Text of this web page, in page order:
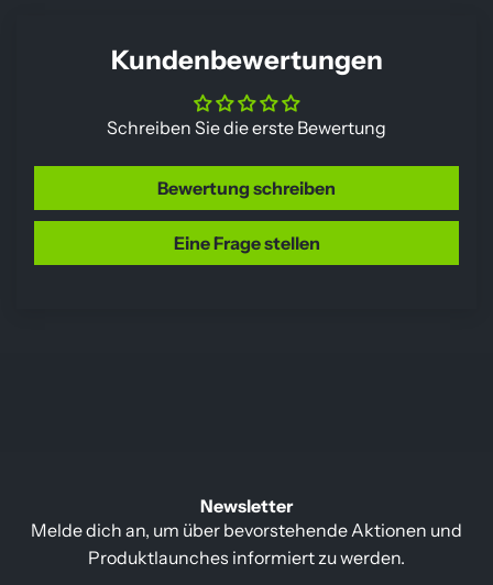
Kundenbewertungen
Schreiben Sie die erste Bewertung
Bewertung schreiben
Eine Frage stellen
Newsletter
Melde dich an, um über bevorstehende Aktionen und
Produktlaunches informiert zu werden.